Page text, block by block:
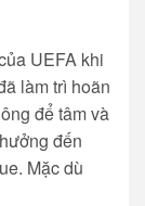
UEFA khi
làm trì hoãn
để tâm và
đến
Mặc dù